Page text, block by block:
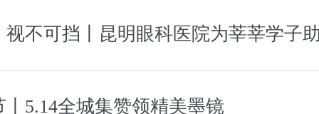
视不可挡丨昆明眼科医院为莘莘学子
5.14全城集赞领精美墨镜